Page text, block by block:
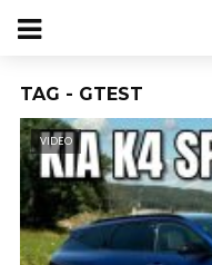
TAG - GTEST
VIDEO